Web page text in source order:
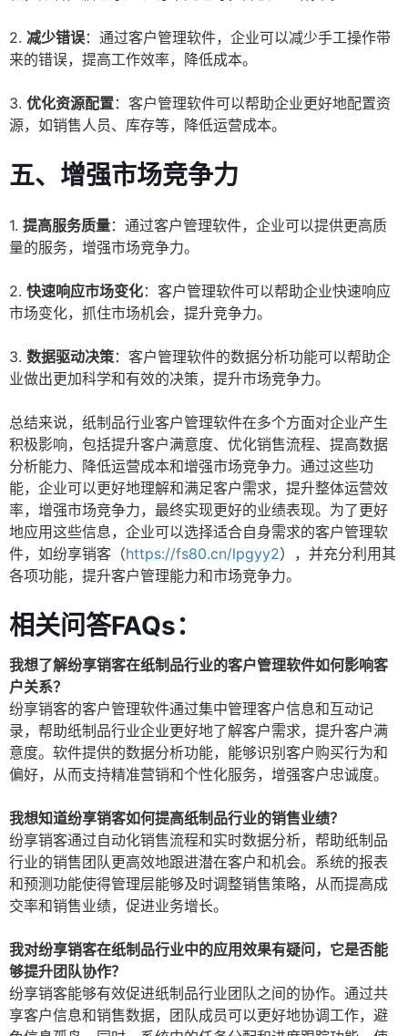
2. 减少错误：通过客户管理软件，企业可以减少手工操作带
来的错误，提高工作效率，降低成本。
3. 优化资源配置：客户管理软件可以帮助企业更好地配置资
源，如销售人员、库存等，降低运营成本。
五、增强市场竞争力
1. 提高服务质量：通过客户管理软件，企业可以提供更高质
量的服务，增强市场竞争力。
2. 快速响应市场变化：客户管理软件可以帮助企业快速响应
市场变化，抓住市场机会，提升竞争力。
3. 数据驱动决策：客户管理软件的数据分析功能可以帮助企
业做出更加科学和有效的决策，提升市场竞争力。
总结来说，纸制品行业客户管理软件在多个方面对企业产生
积极影响，包括提升客户满意度、优化销售流程、提高数据
分析能力、降低运营成本和增强市场竞争力。通过这些功
能，企业可以更好地理解和满足客户需求，提升整体运营效
率，增强市场竞争力，最终实现更好的业绩表现。为了更好
地应用这些信息，企业可以选择适合自身需求的客户管理软
件，如纷享销客（https://fs80.cn/lpgyy2），并充分利用其
各项功能，提升客户管理能力和市场竞争力。
相关问答FAQs：
我想了解纷享销客在纸制品行业的客户管理软件如何影响客
户关系？
纷享销客的客户管理软件通过集中管理客户信息和互动记
录，帮助纸制品行业企业更好地了解客户需求，提升客户满
意度。软件提供的数据分析功能，能够识别客户购买行为和
偏好，从而支持精准营销和个性化服务，增强客户忠诚度。
我想知道纷享销客如何提高纸制品行业的销售业绩？
纷享销客通过自动化销售流程和实时数据分析，帮助纸制品
行业的销售团队更高效地跟进潜在客户和机会。系统的报表
和预测功能使得管理层能够及时调整销售策略，从而提高成
交率和销售业绩，促进业务增长。
我对纷享销客在纸制品行业中的应用效果有疑问，它是否能
够提升团队协作？
纷享销客能够有效促进纸制品行业团队之间的协作。通过共
享客户信息和销售数据，团队成员可以更好地协调工作，避